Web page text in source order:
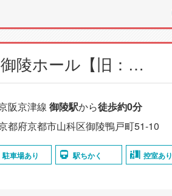
小さなお葬式 山科御陵ホール【旧：家族葬のらくおう 山科御陵ホール】
阪京津線 御陵駅から徒歩約0分
都府京都市山科区御陵鴨戸町51-10
駐車場あり 駅ちかく 控室あり